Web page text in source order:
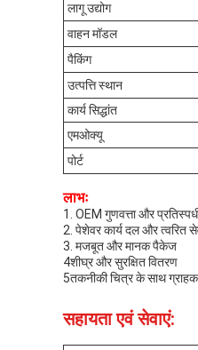
लागू उद्योग
वाहन मॉडल
पैकिंग
उत्पत्ति स्थान
कार्य सिद्धांत
एमओक्यू
पोर्ट
लाभः
1. OEM गुणवत्ता और
2. पेशेवर कार्य दल और त्वरित
3. मजबूत और मानक पैकेज
4शीघ्र और सुरक्षित वितरण
5तकनीकी चित्र के साथ
सहायता एवं सेवाएं: